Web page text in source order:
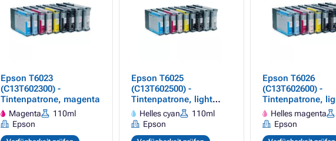
Epson T6023
(C13T602300) -
Tintenpatrone, magenta
Magenta
110ml
Epson
Epson T6025
(C13T602500) -
Tintenpatrone, light
cyan (helles cyan)
Helles cyan
110ml
Epson
Epson T6026
(C13T602600) -
Tintenpatrone,
magenta (helles
magenta)
Helles magenta
Epson